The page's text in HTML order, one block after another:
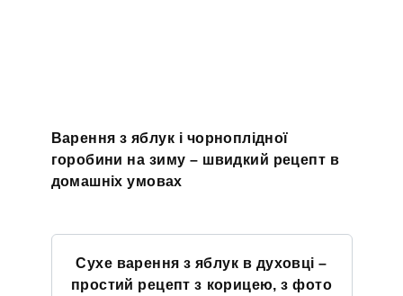
Варення з яблук і чорноплідної
горобини на зиму – швидкий рецепт в
домашніх умовах
Сухе варення з яблук в духовці –
простий рецепт з корицею, з фото